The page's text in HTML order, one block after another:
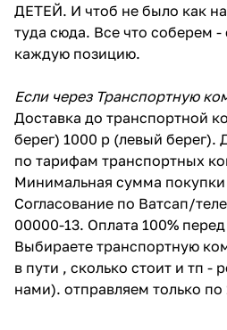
ДЕТЕЙ. И чтоб не было как
туда сюда. Все что соберем -
каждую позицию.
Если через Транспортную
Доставка до транспортной
берег) 1000 р (левый берег).
по тарифам транспортных
Минимальная сумма
Согласование по Ватсап/
00000-13. Оплата 100%
Выбираете транспортную
в пути , сколько стоит и тп -
нами). отправляем только по